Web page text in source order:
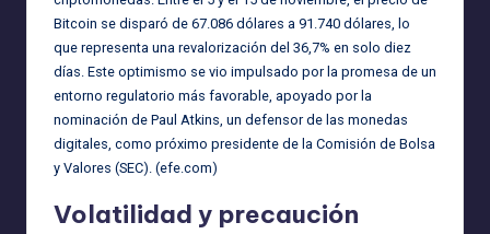
Bitcoin se disparó de 67.086 dólares a 91.740 dólares, lo
que representa una revalorización del 36,7% en solo diez
días. Este optimismo se vio impulsado por la promesa de un
entorno regulatorio más favorable, apoyado por la
nominación de Paul Atkins, un defensor de las monedas
digitales, como próximo presidente de la Comisión de Bolsa
y Valores (SEC). (efe.com)
Volatilidad y precaución